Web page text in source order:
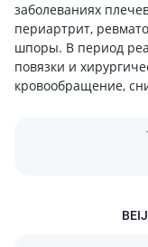
заболеваниях
периартрит,
шпоры. В период
повязки и
кровообращение,